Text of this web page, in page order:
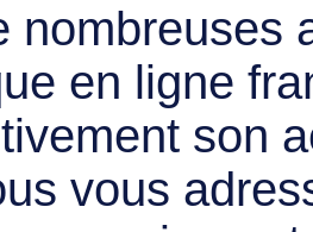
nombreuses
en ligne
son
vous